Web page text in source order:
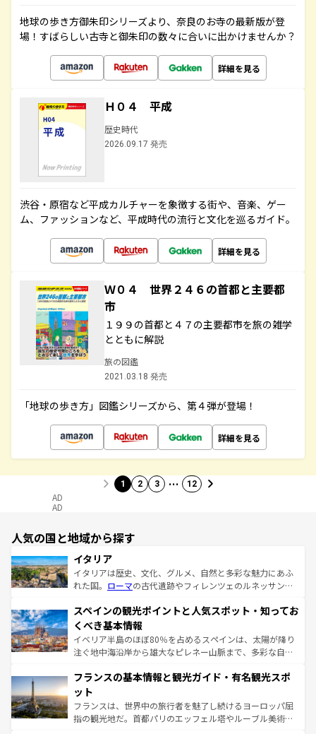
地球の歩き方御朱印シリーズより、奈良のお寺の最新版が登
場！すばらしい古寺と御朱印の数々に合いに出かけませんか？
詳細を見る
Ｈ０４ 平成
歴史時代
2026.09.17 発売
渋谷・原宿など平成カルチャーを象徴する街や、音楽、ゲー
ム、ファッションなど、平成時代の流行と文化を巡るガイド。
詳細を見る
Ｗ０４ 世界２４６の首都と主要都
市
１９９の首都と４７の主要都市を旅の雑学
とともに解説
旅の図鑑
2021.03.18 発売
「地球の歩き方」図鑑シリーズから、第４弾が登場！
詳細を見る
1 2 3 … 12
AD
AD
人気の国と地域から探す
イタリア
イタリアは歴史、文化、グルメ、自然と多彩な魅力にあふ
れた国。 ローマの古代遺跡やフィレンツェのルネッサンス
ろん、トスカーナの美しい田園風景やアマルフィ海岸の絶
景など、自然景観も見逃せない。観光の合間には、本場の
ピザやパスタなど、絶品のイタリア料理を堪能することも
できる。朝目覚めてから夜眠るまで、すべての瞬間を楽し
なお、新着のイタリア情報はコンテンツ一覧を参照してほ
しい。
スペインの観光ポイントと人気スポット・知ってお
くべき基本情報
イベリア半島のほぼ80％を占めるスペインは、太陽が降り
注ぐ地中海沿岸から雄大なピレネー山脈まで、多彩な自然
文化が根付くこの国では、情熱的なフラメンコ、熱気あふ
れる闘牛、そして美味しいタパスが生活の一部となってい
る。首都マドリードの洗練された雰囲気や、バルセロナの
アートに溢れた街角から、地方では古代ローマ遺跡や中世
フランスの基本情報と観光ガイド・有名観光スポ
ット
フランスは、世界中の旅行者を魅了し続けるヨーロッパ屈
指の観光地だ。首都パリのエッフェル塔やルーブル美術館